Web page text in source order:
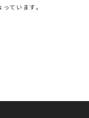
ています。